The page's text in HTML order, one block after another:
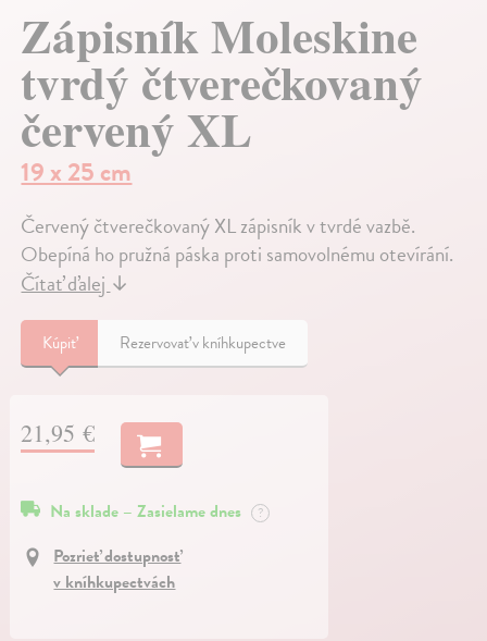
Zápisník Moleskine
tvrdý čtverečkovaný
červený XL
19 x 25 cm
Červený čtverečkovaný XL zápisník v tvrdé vazbě.
Obepíná ho pružná páska proti samovolnému otevírání.
Čítať ďalej↓
Kúpiť Rezervovať v kníhkupectve
21,95 €
Na sklade – Zasielame dnes ?
Pozrieť dostupnosť
v kníhkupectvách